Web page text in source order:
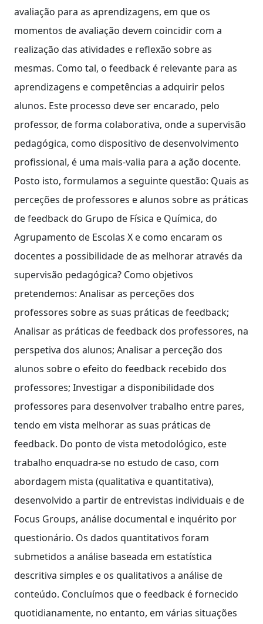
avaliação para as aprendizagens, em que os
momentos de avaliação devem coincidir com a
realização das atividades e reflexão sobre as
mesmas. Como tal, o feedback é relevante para as
aprendizagens e competências a adquirir pelos
alunos. Este processo deve ser encarado, pelo
professor, de forma colaborativa, onde a supervisão
pedagógica, como dispositivo de desenvolvimento
profissional, é uma mais-valia para a ação docente.
Posto isto, formulamos a seguinte questão: Quais as
perceções de professores e alunos sobre as práticas
de feedback do Grupo de Física e Química, do
Agrupamento de Escolas X e como encaram os
docentes a possibilidade de as melhorar através da
supervisão pedagógica? Como objetivos
pretendemos: Analisar as perceções dos
professores sobre as suas práticas de feedback;
Analisar as práticas de feedback dos professores, na
perspetiva dos alunos; Analisar a perceção dos
alunos sobre o efeito do feedback recebido dos
professores; Investigar a disponibilidade dos
professores para desenvolver trabalho entre pares,
tendo em vista melhorar as suas práticas de
feedback. Do ponto de vista metodológico, este
trabalho enquadra-se no estudo de caso, com
abordagem mista (qualitativa e quantitativa),
desenvolvido a partir de entrevistas individuais e de
Focus Groups, análise documental e inquérito por
questionário. Os dados quantitativos foram
submetidos a análise baseada em estatística
descritiva simples e os qualitativos a análise de
conteúdo. Concluímos que o feedback é fornecido
quotidianamente, no entanto, em várias situações